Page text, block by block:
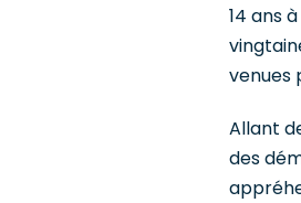
14 ans
venues
Allant
des